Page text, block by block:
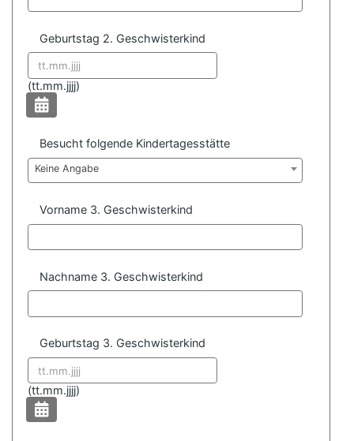
Geburtstag 2. Geschwisterkind
(Datum format:
tt.mm.jjjj)
Besucht folgende Kindertagesstätte
Keine Angabe
Vorname 3. Geschwisterkind
Nachname 3. Geschwisterkind
Geburtstag 3. Geschwisterkind
(Datum format:
tt.mm.jjjj)